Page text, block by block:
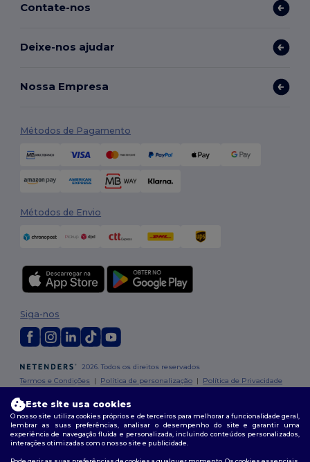
Contate-nos
Deixe-nos ajudar
Nossa Empresa
Métodos de Pagamento
Métodos de Envio
2026. Todos os direitos reservados
Termos e Condições | Política de personalização | Política de Privacidade
Siga-nos
Este site usa cookies
O nosso site utiliza cookies próprios e de terceiros para melhorar a funcionalidade geral,
lembrar as suas preferências, analisar o desempenho do site e garantir uma
experiência de navegação fluida e personalizada, incluindo conteúdos personalizados,
interações otimizadas com o nosso site e publicidade.